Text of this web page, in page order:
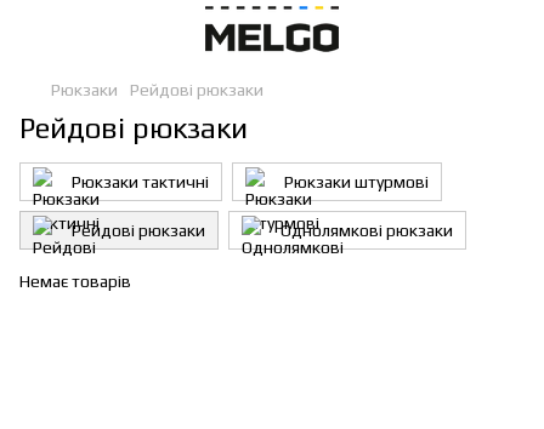
Рюкзаки Рейдові рюкзаки
Рейдові рюкзаки
Рюкзаки тактичні Рюкзаки штурмові
Рейдові рюкзаки Однолямкові рюкзаки
Немає товарів